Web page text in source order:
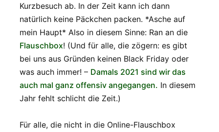
Kurzbesuch ab. In der Zeit kann ich dann
natürlich keine Päckchen packen. *Asche auf
mein Haupt* Also in diesem Sinne: Ran an die
Flauschbox! (Und für alle, die zögern: es gibt
bei uns aus Gründen keinen Black Friday oder
was auch immer! – Damals 2021 sind wir das
auch mal ganz offensiv angegangen. In diesem
Jahr fehlt schlicht die Zeit.)
Für alle, die nicht in die Online-Flauschbox